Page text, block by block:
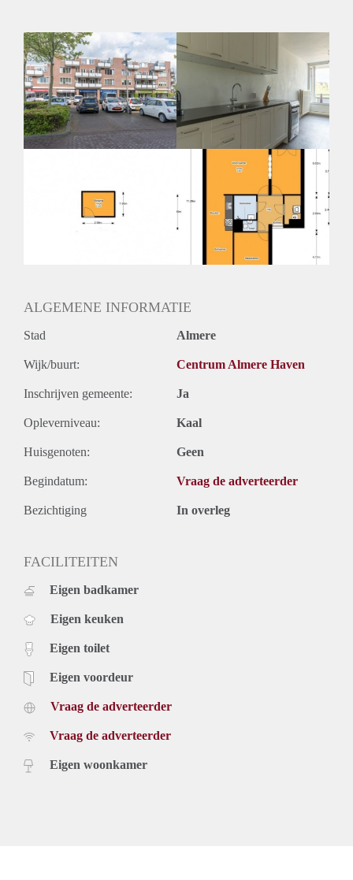
Huurtoeslag
Niet mogelijk
Inkomen eis
2,8 X Maandhuur Bruto
Huurtermijn
Onbepaalde termijn
Oplevering
ALGEMENE INFORMATIE
Stad Almere
Wijk/buurt: Centrum Almere Haven
Inschrijven gemeente: Ja
Opleverniveau: Kaal
Huisgenoten: Geen
Begindatum: Vraag de adverteerder
Bezichtiging In overleg
FACILITEITEN
Eigen badkamer
Eigen keuken
Eigen toilet
Eigen voordeur
Vraag de adverteerder
Vraag de adverteerder
Eigen woonkamer